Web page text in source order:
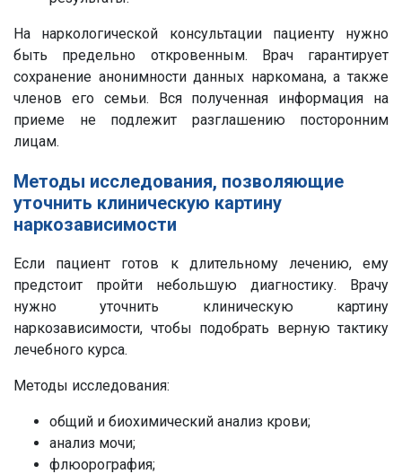
На наркологической консультации пациенту нужно
быть предельно откровенным. Врач гарантирует
сохранение анонимности данных наркомана, а также
членов его семьи. Вся полученная информация на
приеме не подлежит разглашению посторонним
лицам.
Методы исследования, позволяющие
уточнить клиническую картину
наркозависимости
Если пациент готов к длительному лечению, ему
предстоит пройти небольшую диагностику. Врачу
нужно уточнить клиническую картину
наркозависимости, чтобы подобрать верную тактику
лечебного курса.
Методы исследования:
общий и биохимический анализ крови;
анализ мочи;
флюорография;